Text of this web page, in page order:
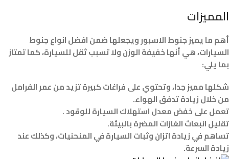
المميزات
أهم ما يميز جنوط الاسبور ويجعلها ضمن افضل انواع جنوط
السيارات، هي أنها خفيفة الوزن ولا تسبب ثقل للسيارة، كما تمتاز
بما يلي:
شكلها مميز جدا، وتحتوي على فراغات كبيرة تزيد من عمر الفرامل
من خلال زيادة تدفق الهواء.
تعمل على خفض معدل استهلاك السيارة للوقود .
تقليل انبعاث الغازات المضرة بالبيئة.
تساهم في زيادة اتزان وثبات السيارة في المنحنيات، وكذلك عند
زيادة السرعة.